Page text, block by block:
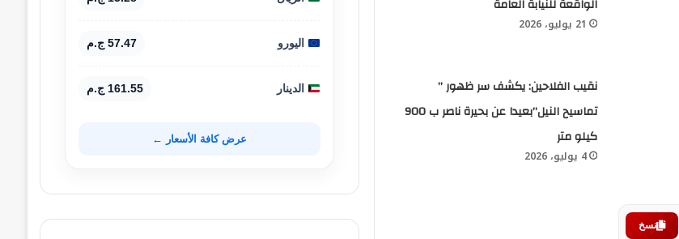
الواقعة للنيابة العامة
21 يوليو، 2026
نقيب الفلاحين: يكشف سر ظهور ”
تماسيح النيل”بعيدا عن بحيرة ناصر ب 900
كيلو متر
4 يوليو، 2026
نسخ
اليورو 57.47 ج.م
الدينار 161.55 ج.م
عرض كافة الأسعار ←